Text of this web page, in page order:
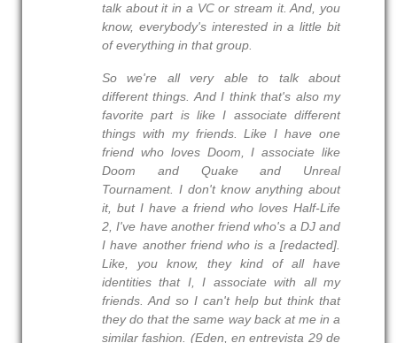
talk about it in a VC or stream it. And, you
know, everybody's interested in a little bit
of everything in that group.
So we're all very able to talk about
different things. And I think that's also my
favorite part is like I associate different
things with my friends. Like I have one
friend who loves Doom, I associate like
Doom and Quake and Unreal
Tournament. I don't know anything about
it, but I have a friend who loves Half-Life
2, I've have another friend who's a DJ and
I have another friend who is a [redacted].
Like, you know, they kind of all have
identities that I, I associate with all my
friends. And so I can't help but think that
they do that the same way back at me in a
similar fashion. (Eden, en entrevista 29 de